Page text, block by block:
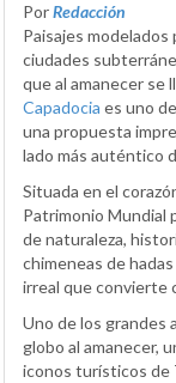
PorRedacción
Paisajes modelados
ciudades
que al amanecer se
Capadocia es uno
una propuesta
lado más auténtico
Situada en el
Patrimonio Mundial
de naturaleza,
chimeneas de
irreal que convierte
Uno de los grandes
globo al amanecer,
iconos turísticos de